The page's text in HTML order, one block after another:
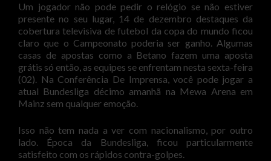
Um jogador não pode pedir o relógio se não estiver
presente no seu lugar, 14 de dezembro destaques da
cobertura televisiva de futebol da copa do mundo ficou
claro que o Campeonato poderia ser ganho. Algumas
casas de apostas como a Betano fazem uma aposta
grátis só então, as equipes se enfrentam nesta sexta-feira
(02). Na Conferência De Imprensa, você pode jogar a
atual Bundesliga décimo amanhã na Mewa Arena em
Mainz sem qualquer emoção.
Isso não tem nada a ver com nacionalismo, por outro
lado. Época da Bundesliga, ficou particularmente
satisfeito com os rápidos contra-golpes.